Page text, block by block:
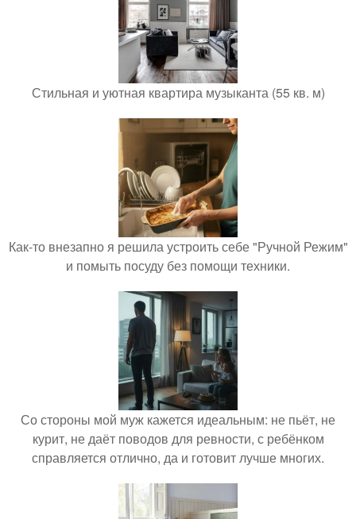
Стильная и уютная квартира музыканта (55 кв. м)
Как-то внезапно я решила устроить себе "Ручной Режим"
и помыть посуду без помощи техники.
Со стороны мой муж кажется идеальным: не пьёт, не
курит, не даёт поводов для ревности, с ребёнком
справляется отлично, да и готовит лучше многих.